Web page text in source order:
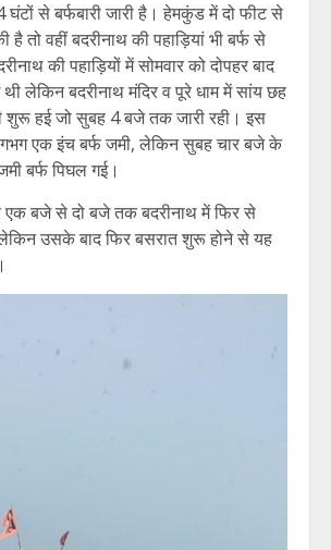
से बर्फबारी जारी है। हेमकुंड में दो फीट से
तो वहीं बदरीनाथ की पहाड़ियां भी बर्फ से
की पहाड़ियों में सोमवार को दोपहर बाद
थी लेकिन बदरीनाथ मंदिर व पूरे धाम में सांय छह
शुरू हई जो सुबह 4 बजे तक जारी रही। इस
एक इंच बर्फ जमी, लेकिन सुबह चार बजे के
बर्फ पिघल गई।
एक बजे से दो बजे तक बदरीनाथ में फिर से
लेकिन उसके बाद फिर बसरात शुरू होने से यह